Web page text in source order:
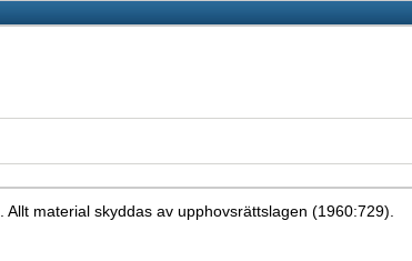
material skyddas av upphovsrättslagen (1960:729).